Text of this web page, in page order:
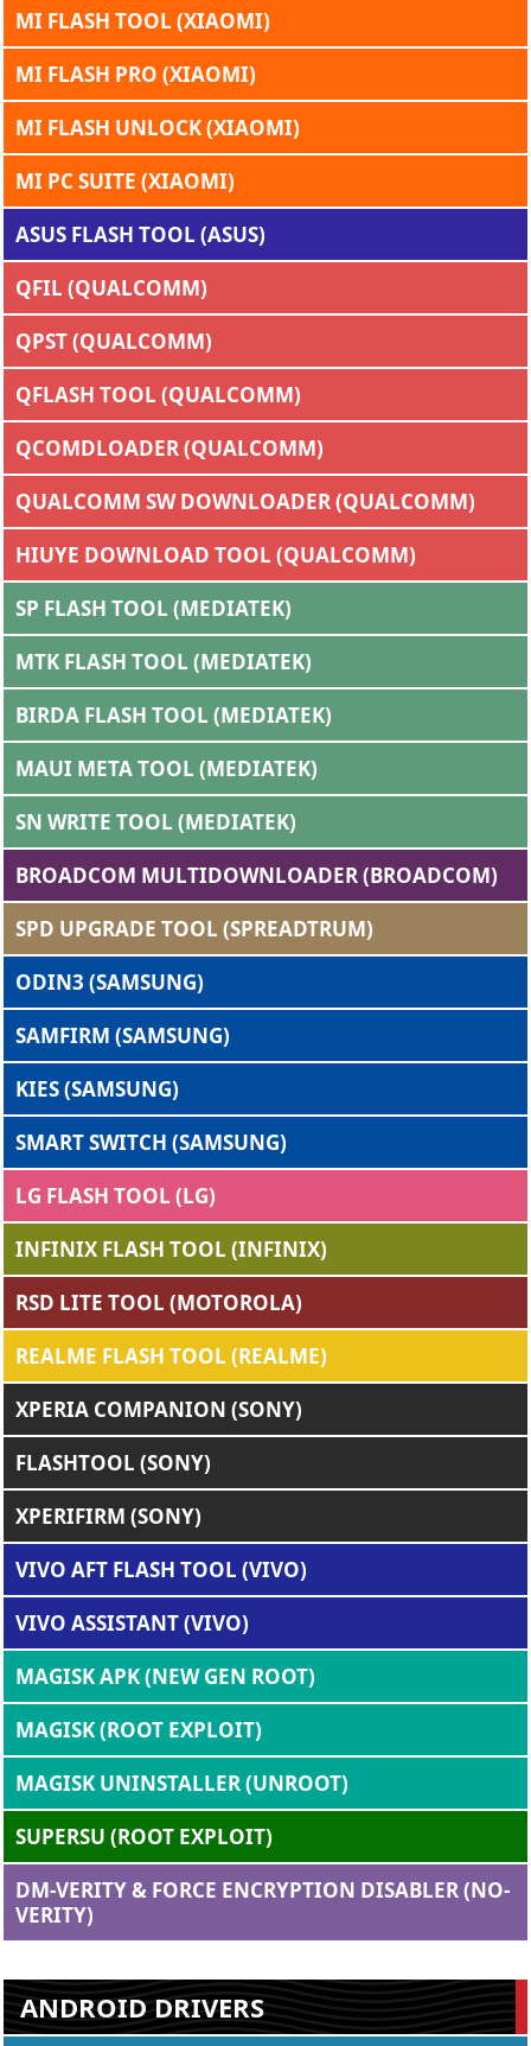
MI FLASH TOOL (XIAOMI)
MI FLASH PRO (XIAOMI)
MI FLASH UNLOCK (XIAOMI)
MI PC SUITE (XIAOMI)
ASUS FLASH TOOL (ASUS)
QFIL (QUALCOMM)
QPST (QUALCOMM)
QFLASH TOOL (QUALCOMM)
QCOMDLOADER (QUALCOMM)
QUALCOMM SW DOWNLOADER (QUALCOMM)
HIUYE DOWNLOAD TOOL (QUALCOMM)
SP FLASH TOOL (MEDIATEK)
MTK FLASH TOOL (MEDIATEK)
BIRDA FLASH TOOL (MEDIATEK)
MAUI META TOOL (MEDIATEK)
SN WRITE TOOL (MEDIATEK)
BROADCOM MULTIDOWNLOADER (BROADCOM)
SPD UPGRADE TOOL (SPREADTRUM)
ODIN3 (SAMSUNG)
SAMFIRM (SAMSUNG)
KIES (SAMSUNG)
SMART SWITCH (SAMSUNG)
LG FLASH TOOL (LG)
INFINIX FLASH TOOL (INFINIX)
RSD LITE TOOL (MOTOROLA)
REALME FLASH TOOL (REALME)
XPERIA COMPANION (SONY)
FLASHTOOL (SONY)
XPERIFIRM (SONY)
VIVO AFT FLASH TOOL (VIVO)
VIVO ASSISTANT (VIVO)
MAGISK APK (NEW GEN ROOT)
MAGISK (ROOT EXPLOIT)
MAGISK UNINSTALLER (UNROOT)
SUPERSU (ROOT EXPLOIT)
DM-VERITY & FORCE ENCRYPTION DISABLER (NO-
VERITY)
ANDROID DRIVERS